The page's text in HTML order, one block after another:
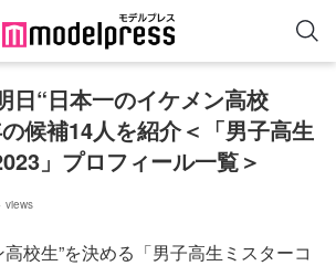
日“日本一のイケメン高校
候補14人を紹介＜「男子高生
」プロフィール一覧＞
views
校生”を決める「男子高生ミスターコ